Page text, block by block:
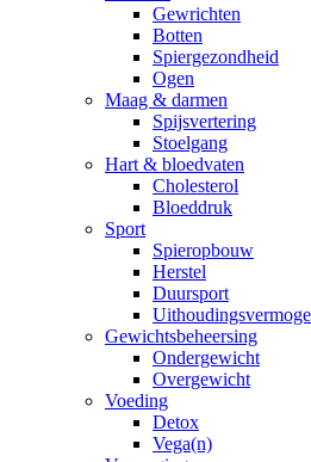
Gewrichten
Botten
Spiergezondheid
Ogen
Maag & darmen
Spijsvertering
Stoelgang
Hart & bloedvaten
Cholesterol
Bloeddruk
Sport
Spieropbouw
Herstel
Duursport
Gewichtsbeheersing
Ondergewicht
Overgewicht
Voeding
Detox
Vega(n)